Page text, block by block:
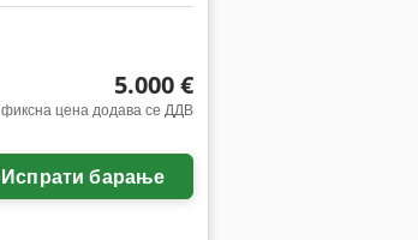
5.000 €
фиксна цена додава се ДДВ
Испрати барање